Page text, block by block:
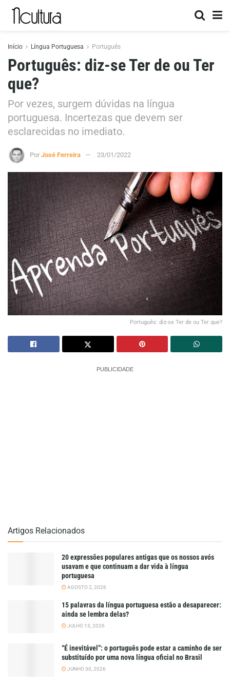
Início Língua Portuguesa Português
Português: diz-se Ter de ou Ter
que?
Por vezes, surgem dúvidas na língua
portuguesa. Incertezas que devem ser
esclarecidas no imediato.
Por José Ferreira 23/01/2022
Português: diz-se Ter de ou Ter que?
PUBLICIDADE
Artigos Relacionados
20 expressões populares antigas que os nossos avós
usavam e que continuam a dar vida à língua
portuguesa
AGOSTO 2, 2026
15 palavras da língua portuguesa estão a desaparecer:
ainda se lembra delas?
JULHO 13, 2026
“É inevitável”: o português pode estar a caminho de ser
substituído por uma nova língua oficial no Brasil
JUNHO 30, 2026